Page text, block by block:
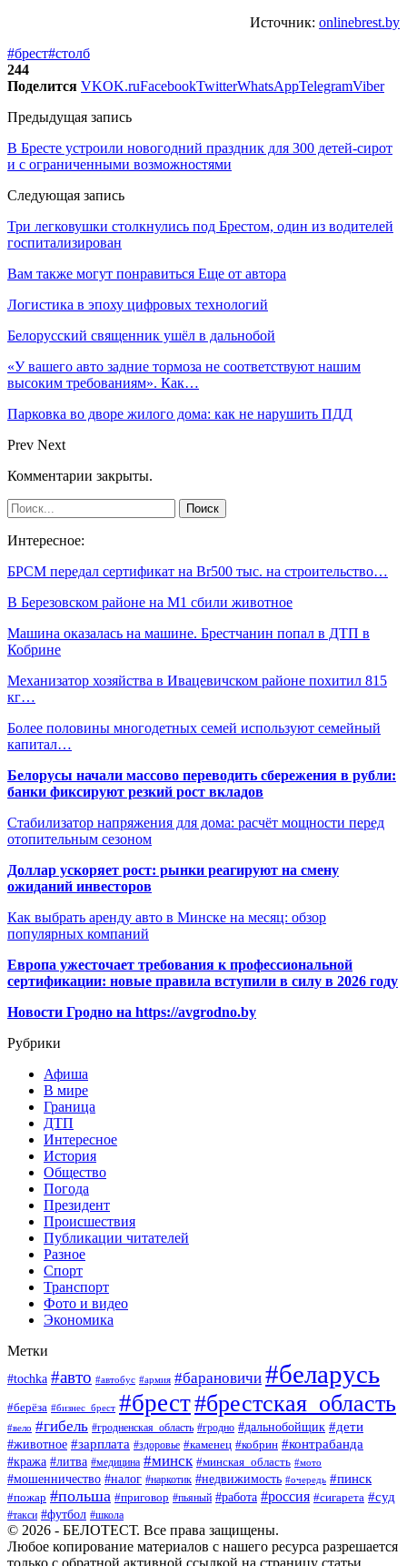
Источник: onlinebrest.by
#брест#столб
244
Поделится VKOK.ruFacebookTwitterWhatsAppTelegramViber
Предыдущая запись
В Бресте устроили новогодний праздник для 300 детей-сирот
и с ограниченными возможностями
Следующая запись
Три легковушки столкнулись под Брестом, один из водителей
госпитализирован
Вам также могут понравиться Еще от автора
Логистика в эпоху цифровых технологий
Белорусский священник ушёл в дальнобой
«У вашего авто задние тормоза не соответствуют нашим
высоким требованиям». Как…
Парковка во дворе жилого дома: как не нарушить ПДД
Prev Next
Комментарии закрыты.
Интересное:
БРСМ передал сертификат на Br500 тыс. на строительство…
В Березовском районе на М1 сбили животное
Машина оказалась на машине. Брестчанин попал в ДТП в
Кобрине
Механизатор хозяйства в Ивацевичском районе похитил 815
кг…
Более половины многодетных семей используют семейный
капитал…
Белорусы начали массово переводить сбережения в рубли:
банки фиксируют резкий рост вкладов
Стабилизатор напряжения для дома: расчёт мощности перед
отопительным сезоном
Доллар ускоряет рост: рынки реагируют на смену
ожиданий инвесторов
Как выбрать аренду авто в Минске на месяц: обзор
популярных компаний
Европа ужесточает требования к профессиональной
сертификации: новые правила вступили в силу в 2026 году
Новости Гродно на https://avgrodno.by
Рубрики
Афиша
В мире
Граница
ДТП
Интересное
История
Общество
Погода
Президент
Происшествия
Публикации читателей
Разное
Спорт
Транспорт
Фото и видео
Экономика
Метки
#tochka #авто #автобус #армия #барановичи #беларусь
#берёза #бизнес_брест #брест#брестская_область
#вело #гибель #гродненская_область #гродно #дальнобойщик #дети
#животное #зарплата #здоровье #каменец #кобрин #контрабанда
#кража #литва #медицина #минск #минская_область #мото
#мошенничество #налог #наркотик #недвижимость #очередь #пинск
#пожар #польша #приговор #пьяный #работа #россия #сигарета #суд
#такси #футбол #школа
© 2026 - БЕЛОТЕСТ. Все права защищены.
Любое копирование материалов с нашего ресурса разрешается
только с обратной активной ссылкой на страницу статьи.